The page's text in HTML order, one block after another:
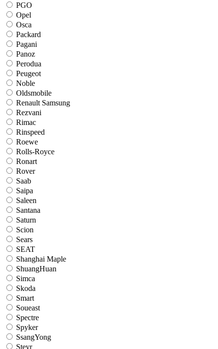
PGO
Opel
Osca
Packard
Pagani
Panoz
Perodua
Peugeot
Noble
Oldsmobile
Renault Samsung
Rezvani
Rimac
Rinspeed
Roewe
Rolls-Royce
Ronart
Rover
Saab
Saipa
Saleen
Santana
Saturn
Scion
Sears
SEAT
Shanghai Maple
ShuangHuan
Simca
Skoda
Smart
Soueast
Spectre
Spyker
SsangYong
Steyr